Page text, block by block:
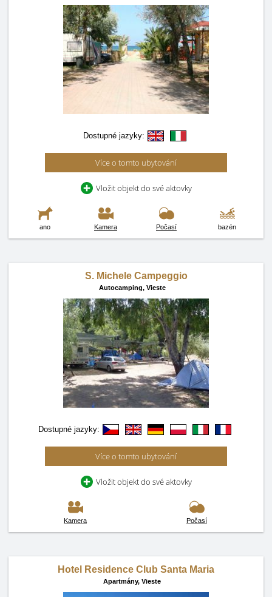
Dostupné jazyky:
Více o tomto ubytování
Vložit objekt do své aktovky
ano Kamera Počasí bazén
S. Michele Campeggio
Autocamping, Vieste
Dostupné jazyky:
Více o tomto ubytování
Vložit objekt do své aktovky
Kamera Počasí
Hotel Residence Club Santa Maria
Apartmány, Vieste